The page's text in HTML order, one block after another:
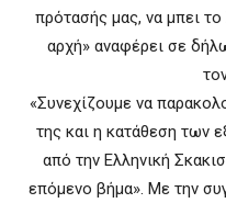
πρότασής μας, να μπει
αρχή» αναφέρει σε
«Συνεχίζουμε να
της και η κατάθεση των
από την Ελληνική
επόμενο βήμα». Με την